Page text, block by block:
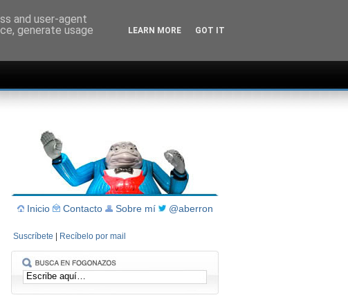
Inicio Contacto Sobre mí @aberron
Suscríbete Recíbelo por mail
and user-agent
generate usage
LEARN MORE GOT IT